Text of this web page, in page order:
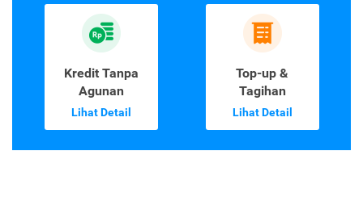
Kredit Tanpa
Agunan
Lihat Detail
Top-up &
Tagihan
Lihat Detail